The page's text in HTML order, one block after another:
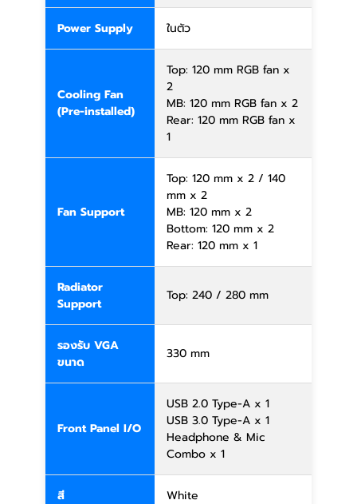
Power Supply ในตัว
Cooling Fan
(Pre-installed)
Top: 120 mm RGB fan x
2
MB: 120 mm RGB fan x 2
Rear: 120 mm RGB fan x
1
Fan Support
Top: 120 mm x 2 / 140
mm x 2
MB: 120 mm x 2
Bottom: 120 mm x 2
Rear: 120 mm x 1
Radiator
Support
Top: 240 / 280 mm
รองรับ VGA
ขนาด
330 mm
Front Panel I/O
USB 2.0 Type-A x 1
USB 3.0 Type-A x 1
Headphone & Mic
Combo x 1
สี White